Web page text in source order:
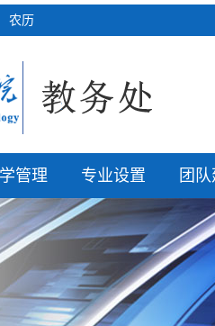
农历
管理 专业设置 团